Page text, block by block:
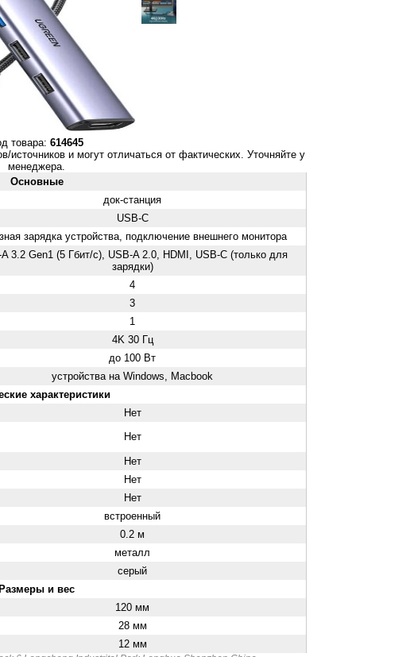
товара: 614645
источников и могут отличаться от фактических. Уточняйте у
менеджера.
Основные
док-станция
USB-C
зарядка устройства, подключение внешнего монитора
A 3.2 Gen1 (5 Гбит/с), USB-A 2.0, HDMI, USB-C (только для
зарядки)
4
3
1
4K 30 Гц
до 100 Вт
устройства на Windows, Macbook
характеристики
Нет
Нет
Нет
Нет
Нет
встроенный
0.2 м
металл
серый
Размеры и вес
120 мм
28 мм
12 мм